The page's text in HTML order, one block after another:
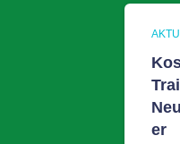
er